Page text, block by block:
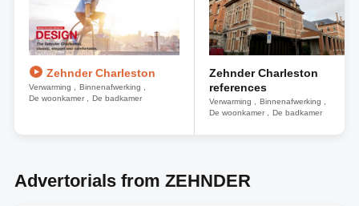
Zehnder Charleston
Verwarming
Binnenafwerking
De woonkamer
De badkamer
Zehnder Charleston
references
Verwarming
Binnenafwerking
De woonkamer
De badkamer
Advertorials from ZEHNDER